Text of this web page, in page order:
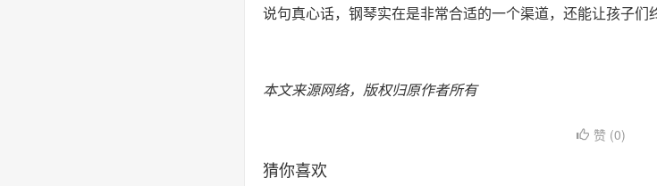
说句真心话，钢琴实在是非常合适的一个渠道，还能让孩子们
本文来源网络，版权归原作者所有
赞 (0)
猜你喜欢